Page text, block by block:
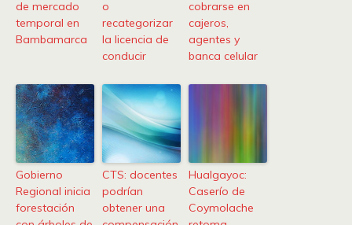
de mercado
temporal en
Bambamarca
o
recategorizar
la licencia de
conducir
cobrarse en
cajeros,
agentes y
banca celular
Gobierno
Regional inicia
forestación
CTS: docentes
podrían
obtener una
Hualgayoc:
Caserío de
Coymolache